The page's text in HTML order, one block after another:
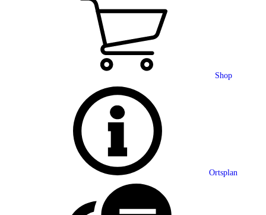
Shop
Ortsplan
Grußwort
Ortsplan
Partnerschaft
Statistik
Mitteilungsblatt